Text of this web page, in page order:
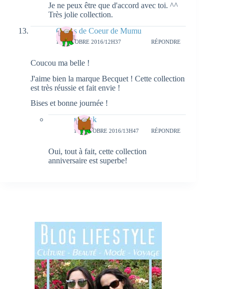
Je ne peux être que d'accord avec toi. ^^
Très jolie collection.
Coups de Coeur de Mumu
10 OCTOBRE 2016/12H37 RÉPONDRE
Coucou ma belle !
J'aime bien la marque Becquet ! Cette collection
est très réussie et fait envie !
Bises et bonne journée !
natieak
10 OCTOBRE 2016/13H47 RÉPONDRE
Oui, tout à fait, cette collection
anniversaire est superbe!